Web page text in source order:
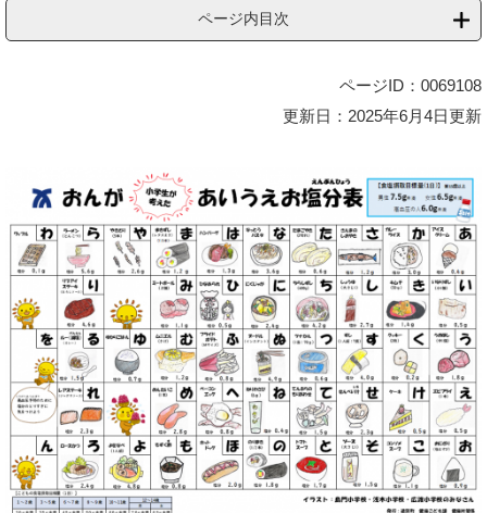
ページ内目次
ページID：0069108
更新日：2025年6月4日更新